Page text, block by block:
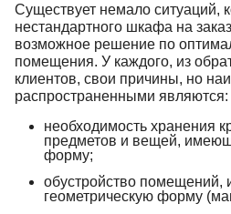
Существует немало ситуаций,
нестандартного шкафа на
возможное решение по
помещения. У каждого, из
клиентов, свои причины, но
распространенными являются:
необходимость хранения
предметов и вещей,
форму;
обустройство
геометрическую форму